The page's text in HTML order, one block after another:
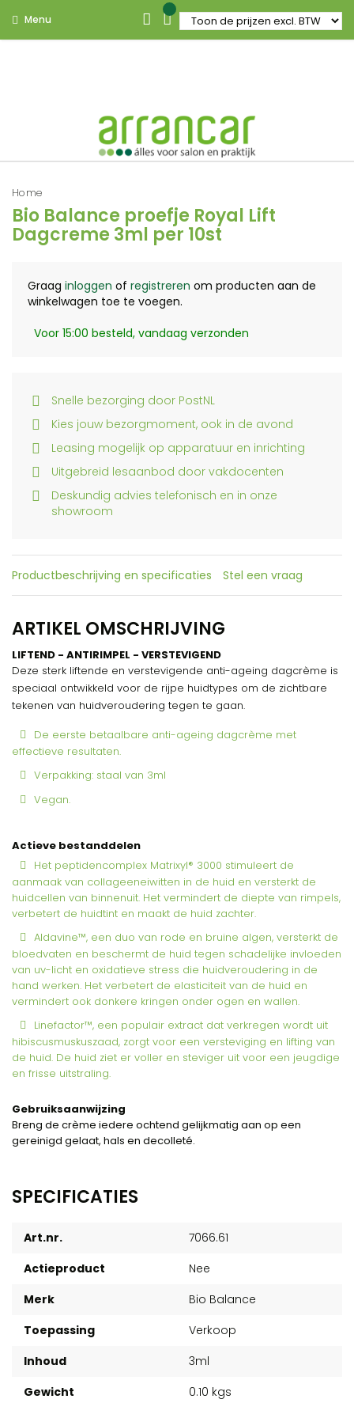
Menu
Home
Bio Balance proefje Royal Lift
Dagcreme 3ml per 10st
Graag inloggen of registreren om producten aan de
winkelwagen toe te voegen.
Voor 15:00 besteld, vandaag verzonden
Snelle bezorging door PostNL
Kies jouw bezorgmoment, ook in de avond
Leasing mogelijk op apparatuur en inrichting
Uitgebreid lesaanbod door vakdocenten
Deskundig advies telefonisch en in onze
showroom
Productbeschrijving en specificaties Stel een vraag
ARTIKEL OMSCHRIJVING
LIFTEND - ANTIRIMPEL - VERSTEVIGEND
Deze sterk liftende en verstevigende anti-ageing dagcrème is
speciaal ontwikkeld voor de rijpe huidtypes om de zichtbare
tekenen van huidveroudering tegen te gaan.
De eerste betaalbare anti-ageing dagcrème met
effectieve resultaten.
Verpakking: staal van 3ml
Vegan.
Actieve bestanddelen
Het peptidencomplex Matrixyl® 3000 stimuleert de
aanmaak van collageeneiwitten in de huid en versterkt de
huidcellen van binnenuit. Het vermindert de diepte van rimpels,
verbetert de huidtint en maakt de huid zachter.
Aldavine™, een duo van rode en bruine algen, versterkt de
bloedvaten en beschermt de huid tegen schadelijke invloeden
van uv-licht en oxidatieve stress die huidveroudering in de
hand werken. Het verbetert de elasticiteit van de huid en
vermindert ook donkere kringen onder ogen en wallen.
Linefactor™, een populair extract dat verkregen wordt uit
hibiscusmuskuszaad, zorgt voor een versteviging en lifting van
de huid. De huid ziet er voller en steviger uit voor een jeugdige
en frisse uitstraling.
Gebruiksaanwijzing
Breng de crème iedere ochtend gelijkmatig aan op een
gereinigd gelaat, hals en decolleté.
SPECIFICATIES
Art.nr.
7066.61
Actieproduct
Nee
Merk
Bio Balance
Toepassing
Verkoop
Inhoud
3ml
Gewicht
0.10 kgs